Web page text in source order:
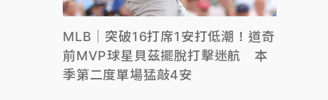
MLB｜突破16打席1安打低潮！道奇
前MVP球星貝茲擺脫打擊迷航 本
季第二度單場猛敲4安